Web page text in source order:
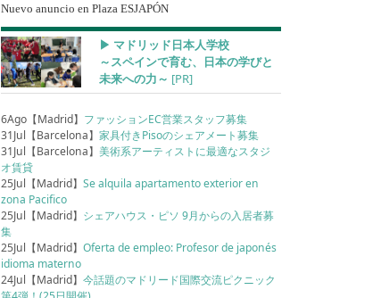
Nuevo anuncio en Plaza ESJAPÓN
▶︎ マドリッド日本人学校
～スペインで育む、日本の学びと
未来への力～ [PR]
6Ago【Madrid】 ファッションEC営業スタッフ募集
31Jul【Barcelona】家具付きPisoのシェアメート募集
31Jul【Barcelona】美術系アーティストに最適なスタジ
オ賃貸
25Jul【Madrid】Se alquila apartamento exterior en
zona Pacifico
25Jul【Madrid】 シェアハウス・ピソ 9月からの入居者募
集
25Jul【Madrid】Oferta de empleo: Profesor de japonés
idioma materno
24Jul【Madrid】今話題のマドリード国際交流ピクニック